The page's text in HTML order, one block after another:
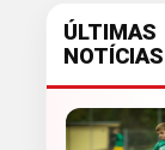
ÚLTIMAS
NOTÍCIAS